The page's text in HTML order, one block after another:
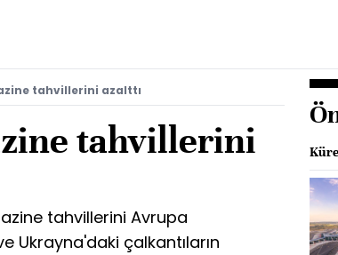
tahvillerini azalttı
tahvillerini
tahvillerini Avrupa
Ukrayna'daki çalkantıların